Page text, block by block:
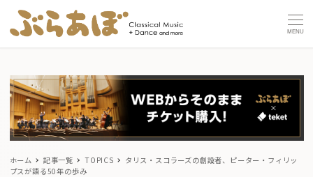
MENU
ホーム 記事一覧 TOPICS
タリス・スコラーズの創設者、ピーター・フィリッ
プスが語る50年の歩み